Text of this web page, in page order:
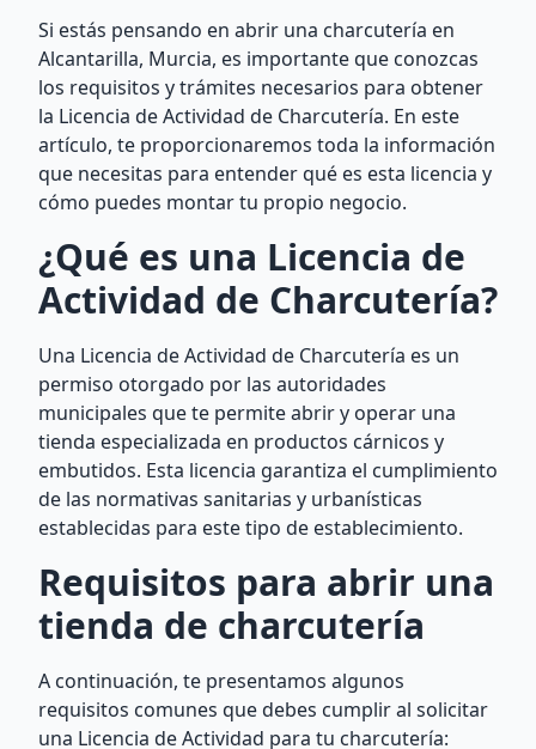
Si estás pensando en abrir una charcutería en
Alcantarilla, Murcia, es importante que conozcas
los requisitos y trámites necesarios para obtener
la Licencia de Actividad de Charcutería. En este
artículo, te proporcionaremos toda la información
que necesitas para entender qué es esta licencia y
cómo puedes montar tu propio negocio.
¿Qué es una Licencia de
Actividad de Charcutería?
Una Licencia de Actividad de Charcutería es un
permiso otorgado por las autoridades
municipales que te permite abrir y operar una
tienda especializada en productos cárnicos y
embutidos. Esta licencia garantiza el cumplimiento
de las normativas sanitarias y urbanísticas
establecidas para este tipo de establecimiento.
Requisitos para abrir una
tienda de charcutería
A continuación, te presentamos algunos
requisitos comunes que debes cumplir al solicitar
una Licencia de Actividad para tu charcutería: